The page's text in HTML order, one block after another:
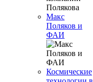
Макс
Поляков и
ФАИ
Космические